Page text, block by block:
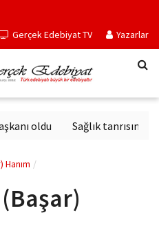
Gerçek Edebiyat TV Yazarlar
oldu Sağlık tanrısının
Hanım